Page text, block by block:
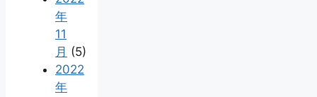
年
11
月 (5)
2022
年